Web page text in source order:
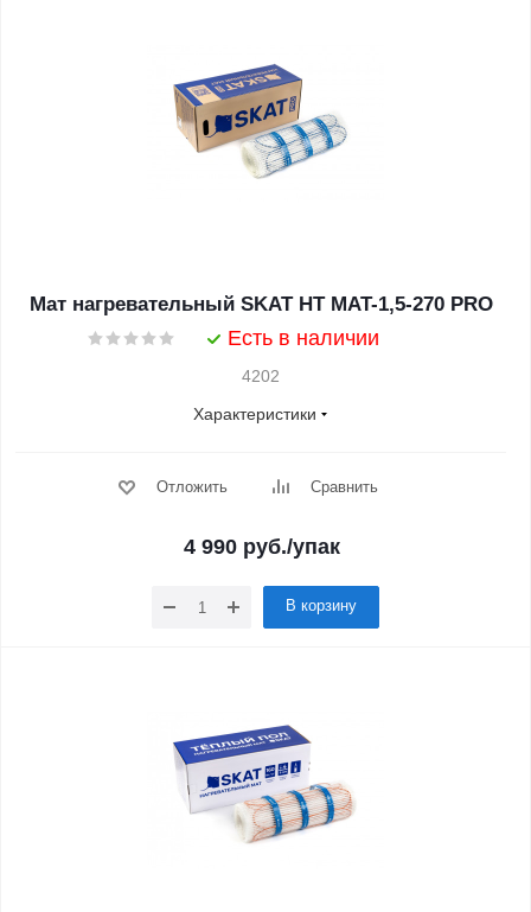
Мат нагревательный SKAT HT MAT-1,5-270 PRO
Есть в наличии
4202
Характеристики
Отложить Сравнить
4 990руб./упак
В корзину